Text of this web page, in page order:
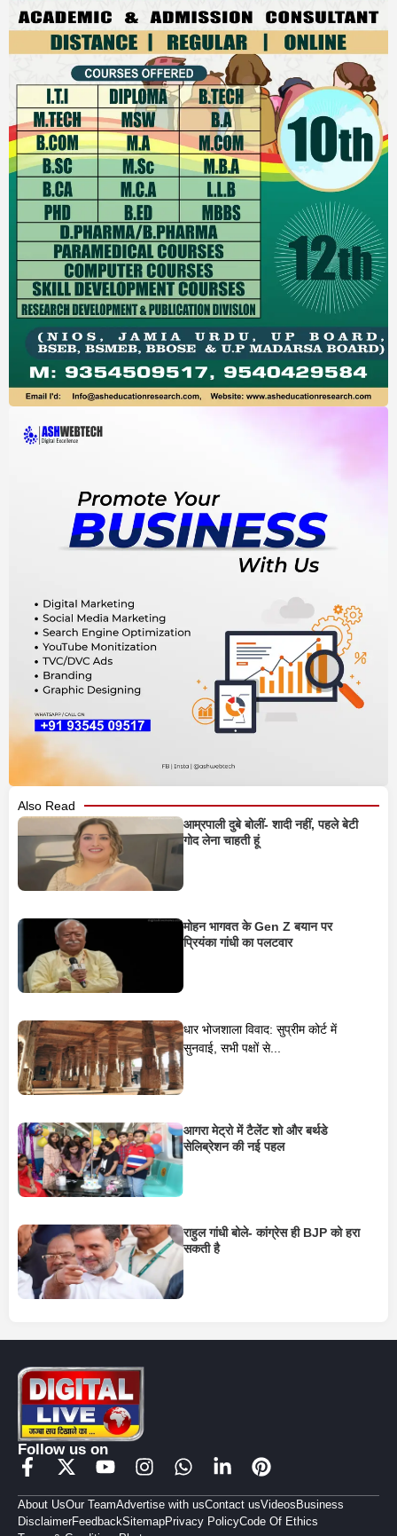
Also Read
आम्रपाली दुबे बोलीं- शादी नहीं, पहले बेटी
गोद लेना चाहती हूं
मोहन भागवत के Gen Z बयान पर
प्रियंका गांधी का पलटवार
धार भोजशाला विवाद: सुप्रीम कोर्ट में
सुनवाई, सभी पक्षों से...
आगरा मेट्रो में टैलेंट शो और बर्थडे
सेलिब्रेशन की नई पहल
राहुल गांधी बोले- कांग्रेस ही BJP को हरा
सकती है
Follow us on
About UsOur TeamAdvertise with usContact usVideos Business
DisclaimerFeedbackSitemapPrivacy PolicyCode Of Ethics